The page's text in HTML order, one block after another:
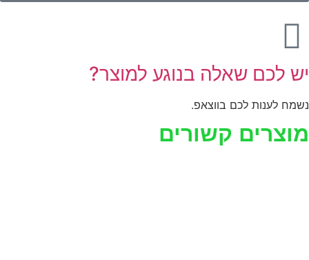
יש לכם שאלה בנוגע למוצר?
נשמח לענות לכם בווצאפ.
מוצרים קשורים